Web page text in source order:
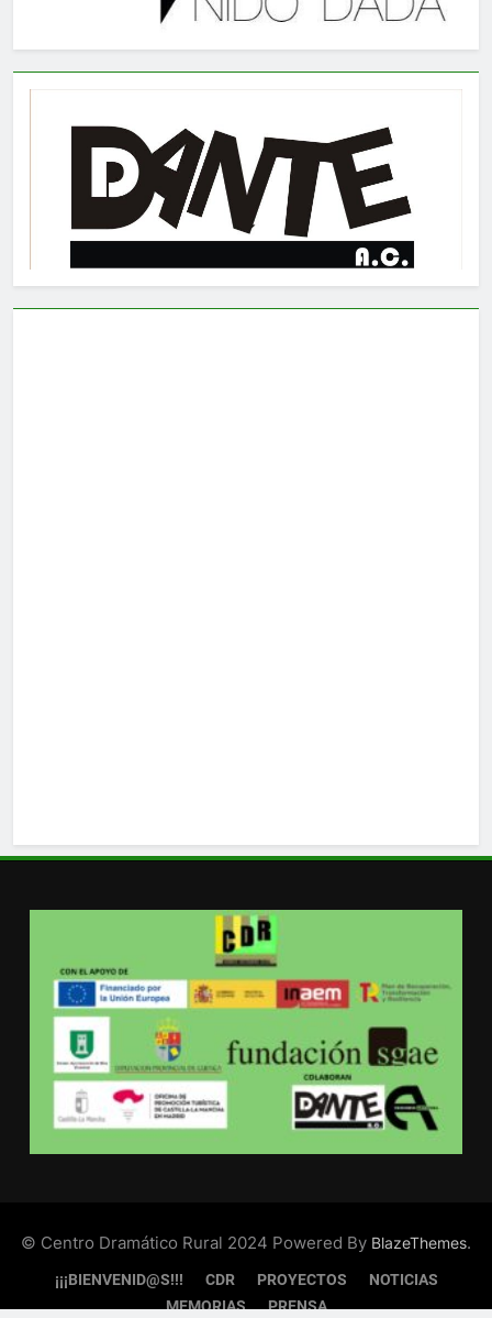
© Centro Dramático Rural 2024 Powered By BlazeThemes.
¡¡¡BIENVENID@S!!! CDR PROYECTOS
NOTICIAS
MEMORIAS
PRENSA